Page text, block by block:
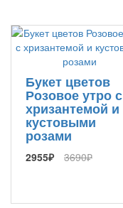
Букет цветов
Розовое утро с
хризантемой и
кустовыми
розами
2955₽ 3690₽